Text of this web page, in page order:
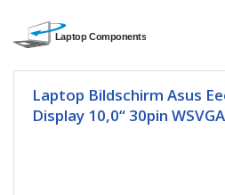
Laptop Bildschirm Asus
Display 10,0“ 30pin